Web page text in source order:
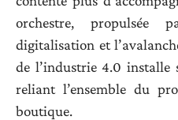
orchestre, propulsée
digitalisation et
de l’industrie 4.0 installe
reliant l’ensemble du
boutique.